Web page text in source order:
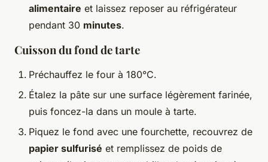
alimentaire et laissez reposer au réfrigérateur
pendant 30 minutes.
Cuisson du fond de tarte
Préchauffez le four à 180°C.
Étalez la pâte sur une surface légèrement farinée,
puis foncez-la dans un moule à tarte.
Piquez le fond avec une fourchette, recouvrez de
papier sulfurisé et remplissez de poids de